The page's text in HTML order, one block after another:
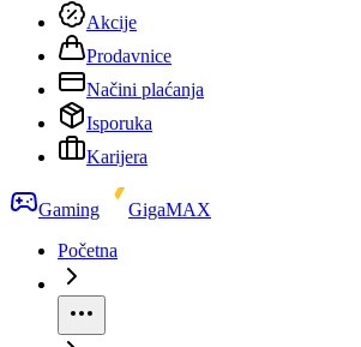
Akcije
Prodavnice
Načini plaćanja
Isporuka
Karijera
Gaming
GigaMAX
Početna